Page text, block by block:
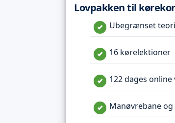
Lovpakken til
Ubegrænset
16 kørelektioner
122 dages
Manøvrebane